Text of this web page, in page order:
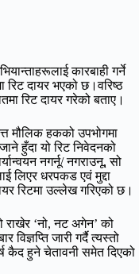
कारबाही गर्ने
रिट दायर भएको छ।वरिष्ठ
रिट दायर गरेको बताए।
मौलिक हकको उपभोगमा
हुँदा यो रिट निवेदनको
नगर्नू/ नगराउनू, सो
लिएर धरपकड एवं मुद्दा
रिटमा उल्लेख गरिएको छ।
राखेर ‘नो, नट अगेन’ को
जारी गर्दै त्यस्तो
कैद हुने चेतावनी समेत दिएको